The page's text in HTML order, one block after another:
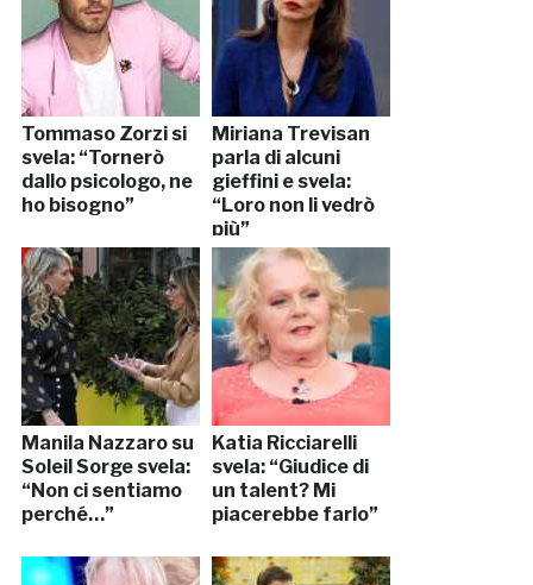
Tommaso Zorzi si
svela: “Tornerò
dallo psicologo, ne
ho bisogno”
Miriana Trevisan
parla di alcuni
gieffini e svela:
“Loro non li vedrò
più”
Manila Nazzaro su
Soleil Sorge svela:
“Non ci sentiamo
perché…”
Katia Ricciarelli
svela: “Giudice di
un talent? Mi
piacerebbe farlo”